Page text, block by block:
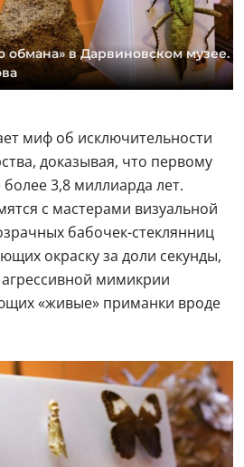
обмана» в Дарвиновском музее.
миф об исключительности
доказывая, что первому
3,8 миллиарда лет.
с мастерами визуальной
бабочек-стеклянниц
окраску за доли секунды,
мимикрии
«живые» приманки вроде